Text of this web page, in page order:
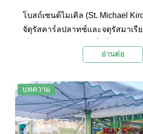
โบสถ์เซนต์ไมเคิล (St. Michael
จัตุรัสคาร์ลปลาทซ์และจตุรัสมาเรี
ของศาสนาคริสต์ ปัจจุบันเป็นโบส
ซองที่ใหญ่ที่สุดในพื้นที่ของเทือกเ
และเป็นโบสถ์ที่มีอิทธิพลทางด้านส
สมัยนั้นในการนำไปต่อยอดสร้างโ
สถาปัตยกรรมบาโรกในพื้นที่ของเ
อ่านต่อ
บทความ